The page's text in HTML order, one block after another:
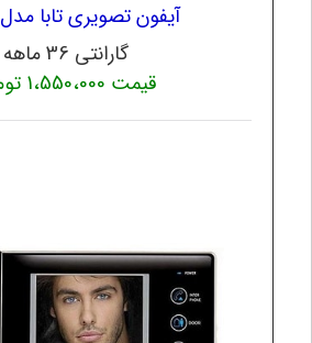
آیفون تصویری تابا مدل 43-5
گارانتی 36 ماهه
قیمت 1،550،000 تومان